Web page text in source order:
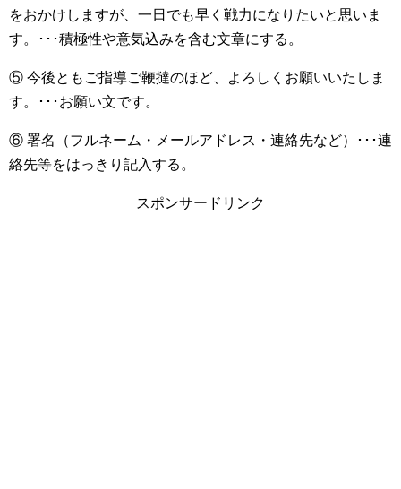
をおかけしますが、一日でも早く戦力になりたいと思いま
す。･･･積極性や意気込みを含む文章にする。
⑤ 今後ともご指導ご鞭撻のほど、よろしくお願いいたしま
す。･･･お願い文です。
⑥ 署名（フルネーム・メールアドレス・連絡先など）･･･連
絡先等をはっきり記入する。
スポンサードリンク